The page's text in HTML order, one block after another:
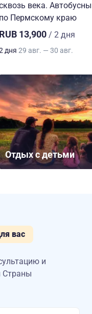
века.
по Пермскому краю
RUB 13,900 / 2 дня
дня 29 авг. — 30 авг.
Отдых с детьми
вас
и
Страны